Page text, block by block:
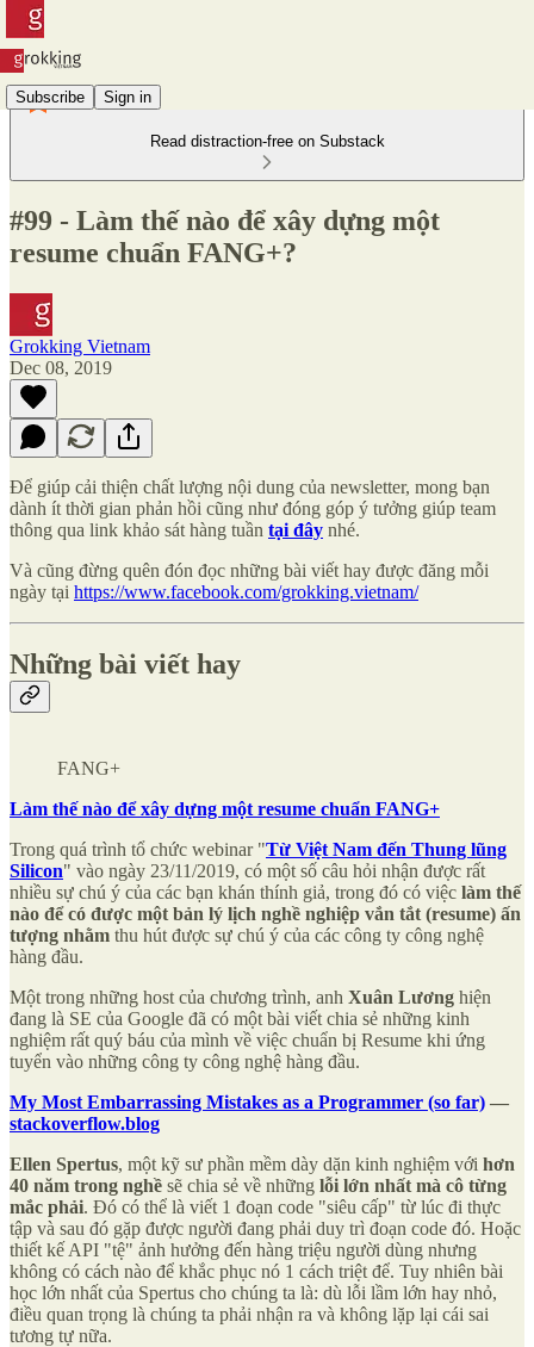
Subscribe Sign in
Read distraction-free on Substack
#99 - Làm thế nào để xây dựng một
resume chuẩn FANG+?
Grokking Vietnam
Dec 08, 2019
Để giúp cải thiện chất lượng nội dung của newsletter, mong bạn
dành ít thời gian phản hồi cũng như đóng góp ý tưởng giúp team
thông qua link khảo sát hàng tuần tại đây nhé.
Và cũng đừng quên đón đọc những bài viết hay được đăng mỗi
ngày tại https://www.facebook.com/grokking.vietnam/
Những bài viết hay
FANG+
Làm thế nào để xây dựng một resume chuẩn FANG+
Trong quá trình tổ chức webinar "Từ Việt Nam đến Thung lũng
Silicon" vào ngày 23/11/2019, có một số câu hỏi nhận được rất
nhiều sự chú ý của các bạn khán thính giả, trong đó có việc làm thế
nào để có được một bản lý lịch nghề nghiệp vắn tắt (resume) ấn
tượng nhằm thu hút được sự chú ý của các công ty công nghệ
hàng đầu.
Một trong những host của chương trình, anh Xuân Lương hiện
đang là SE của Google đã có một bài viết chia sẻ những kinh
nghiệm rất quý báu của mình về việc chuẩn bị Resume khi ứng
tuyển vào những công ty công nghệ hàng đầu.
My Most Embarrassing Mistakes as a Programmer (so far) —
stackoverflow.blog
Ellen Spertus, một kỹ sư phần mềm dày dặn kinh nghiệm với hơn
40 năm trong nghề sẽ chia sẻ về những lỗi lớn nhất mà cô từng
mắc phải. Đó có thể là viết 1 đoạn code "siêu cấp" từ lúc đi thực
tập và sau đó gặp được người đang phải duy trì đoạn code đó. Hoặc
thiết kế API "tệ" ảnh hưởng đến hàng triệu người dùng nhưng
không có cách nào để khắc phục nó 1 cách triệt để. Tuy nhiên bài
học lớn nhất của Spertus cho chúng ta là: dù lỗi lầm lớn hay nhỏ,
điều quan trọng là chúng ta phải nhận ra và không lặp lại cái sai
tương tự nữa.